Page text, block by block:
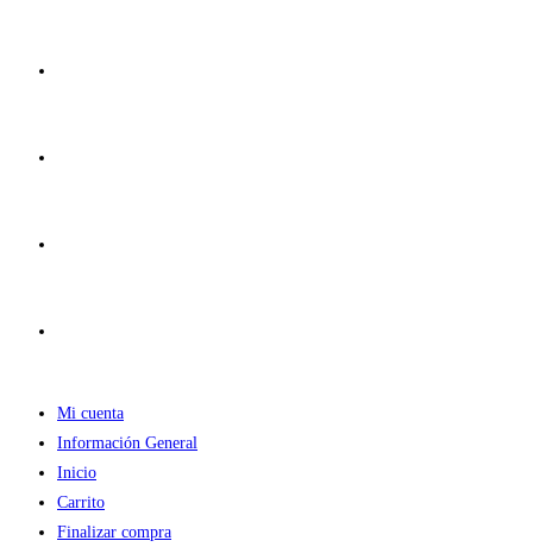
Mi cuenta
Información General
Inicio
Carrito
Finalizar compra